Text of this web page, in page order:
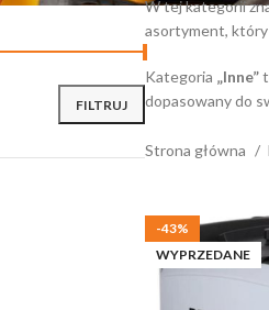
FILTRUJ
W tej kategorii
asortyment, który
Kategoria „Inne”
dopasowany do
Strona główna
-43%
WYPRZEDANE